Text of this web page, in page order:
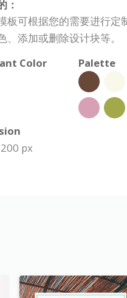
：
板可根据您的需要进行定
、添加或删除设计块等。
Color
Palette
px